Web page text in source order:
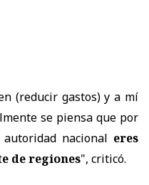
(reducir gastos) y a mí
se piensa que por
nacional eres
de regiones", criticó.